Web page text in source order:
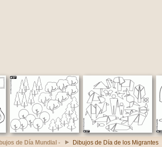
de Día Mundial - Dibujos de Día de los Migrantes